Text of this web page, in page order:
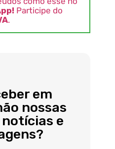
Participe do
.
em
nossas
e